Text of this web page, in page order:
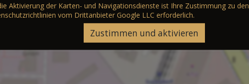
Aktivierung der Karten- und Navigationsdienste ist Ihre Zustimmung zu den
vom Drittanbieter Google LLC erforderlich.
Zustimmen und aktivieren